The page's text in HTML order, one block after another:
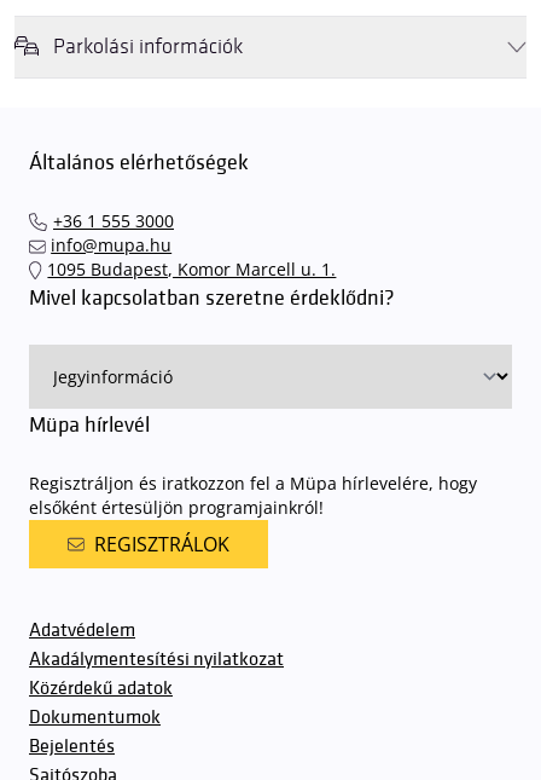
Parkolási információk
érkezéskor megnövekedett várakozási idővel érdemes kalkulálni. Ezt
azt javasoljuk kedves közönségünknek, induljanak
találhassák meg a legideálisabb parkolóhelyet és
érkezhessenek meg előadásainkra
sorompókat rendszámfelismerő automatika nyitja.
ingyenes azon vendégeink számára, akik egy aznapi fizetős
rendjének részletes leírásaelérhető itt.
Általános elérhetőségek
+36 1 555 3000
info@mupa.hu
1095 Budapest, Komor Marcell u. 1.
Mivel kapcsolatban szeretne érdeklődni?
Müpa hírlevél
Regisztráljon és iratkozzon fel a Müpa hírlevelére, hogy
elsőként értesüljön programjainkról!
REGISZTRÁLOK
Adatvédelem
Akadálymentesítési nyilatkozat
Közérdekű adatok
Dokumentumok
Bejelentés